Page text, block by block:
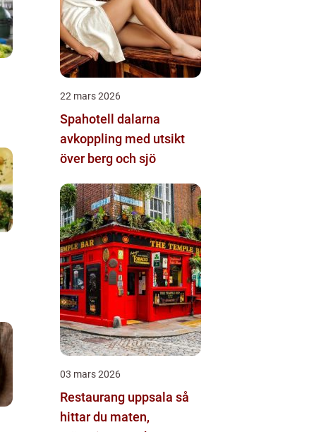
22 mars 2026
Spahotell dalarna
avkoppling med utsikt
över berg och sjö
03 mars 2026
Restaurang uppsala så
hittar du maten,